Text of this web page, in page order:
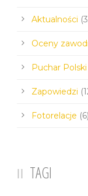
Aktualności
Oceny
Puchar Polski
Zapowiedzi
Fotorelacje (6)
TAGI